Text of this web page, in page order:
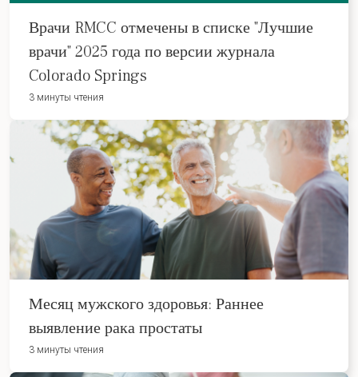
Врачи RMCC отмечены в списке "Лучшие
врачи" 2025 года по версии журнала
Colorado Springs
3 минуты чтения
Месяц мужского здоровья: Раннее
выявление рака простаты
3 минуты чтения